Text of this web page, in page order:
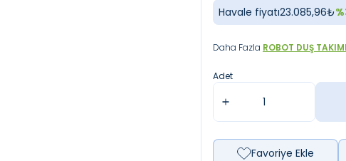
Havale fiyatı23.085,96₺%
Daha Fazla ROBOT DUŞ
Adet
Favoriye Ekle